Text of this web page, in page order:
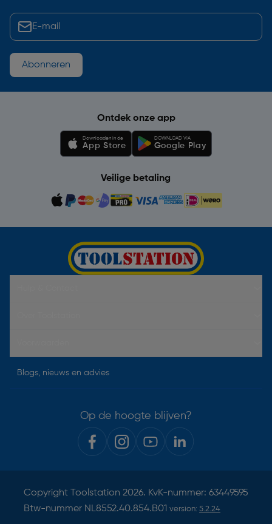
Abonneren
Ontdek onze app
Downloaden in de
App Store
DOWNLOAD VIA
Google Play
Veilige betaling
Blogs, nieuws en advies
Op de hoogte blijven?
Copyright Toolstation 2026. KvK-nummer: 63449595
Btw-nummer NL8552.40.854.B01 version: 5.2.24